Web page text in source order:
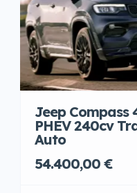
Jeep Compass
PHEV 240cv
Auto
54.400,00 €